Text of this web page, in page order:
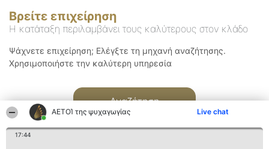
ΑΕΤΟΊ της ψυχαγωγίας Live chat
17:44
Βρείτε επιχείρηση
Η κατάταξη περιλαμβάνει τους καλύτερους στον κλάδο
Ψάχνετε επιχείρηση; Ελέγξτε τη μηχανή αναζήτησης.
Χρησιμοποιήστε την καλύτερη υπηρεσία
Αναζήτηση